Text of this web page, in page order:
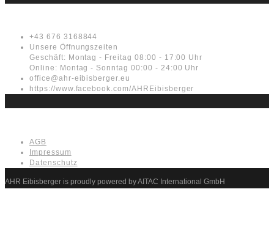
+43 676 3168844
Unsere Öffnungszeiten
Geschäft: Montag - Freitag 08:00 - 17:00 Uhr
Online: Montag - Sonntag 00:00 - 24:00 Uhr
office@ahr-eibisberger.eu
https://www.facebook.com/AHREibisberger
AGB
Impressum
Datenschutz
AHR Eibisberger is proudly powered by AITAC International GmbH